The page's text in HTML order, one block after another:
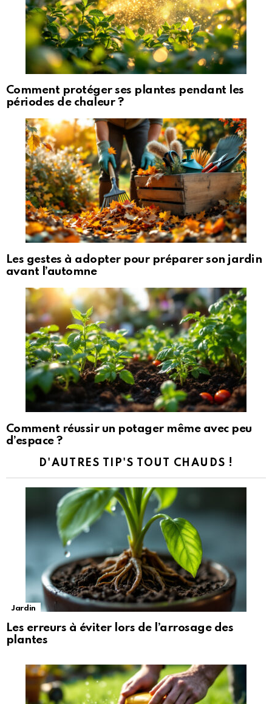
Comment protéger ses plantes pendant les
périodes de chaleur ?
Les gestes à adopter pour préparer son jardin
avant l’automne
Comment réussir un potager même avec peu
d’espace ?
D'AUTRES TIP'S TOUT CHAUDS !
Jardin
Les erreurs à éviter lors de l’arrosage des
plantes